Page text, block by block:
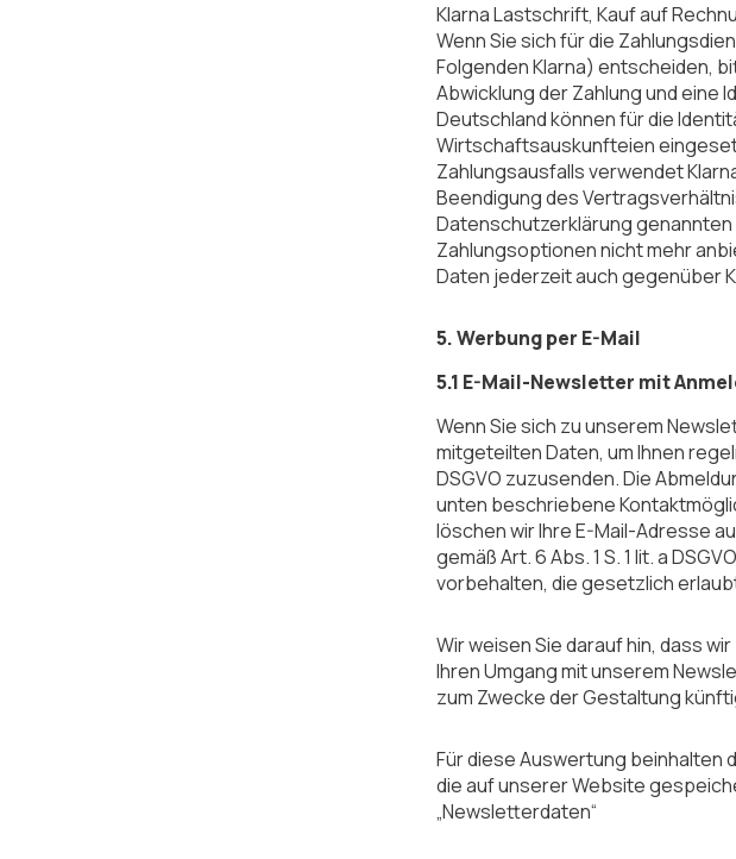
Klarna Lastschrift, Kauf auf
Wenn Sie sich für die
Folgenden Klarna) entscheiden,
Abwicklung der Zahlung und eine
Deutschland können für die
Wirtschaftsauskunfteien
Zahlungsausfalls verwendet
Beendigung des
Datenschutzerklärung genannten
Zahlungsoptionen nicht mehr
Daten jederzeit auch gegenüber
5. Werbung per E-Mail
5.1 E-Mail-Newsletter mit
Wenn Sie sich zu unserem
mitgeteilten Daten, um Ihnen
DSGVO zuzusenden. Die
unten beschriebene
löschen wir Ihre E-Mail-Adresse
gemäß Art. 6 Abs. 1 S. 1 lit. a
vorbehalten, die gesetzlich
Wir weisen Sie darauf hin, dass
Ihren Umgang mit unserem
zum Zwecke der Gestaltung
Für diese Auswertung beinhalten
die auf unserer Website
„Newsletterdaten“